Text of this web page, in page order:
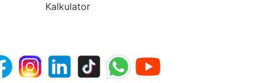
Kalkulator